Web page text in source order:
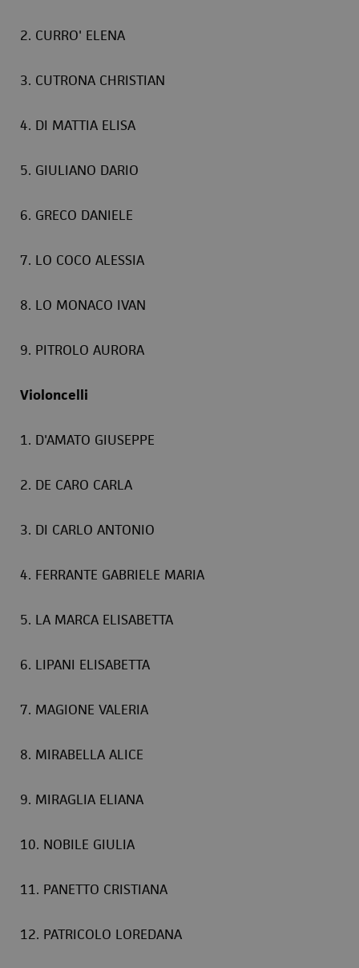
2. CURRO' ELENA
3. CUTRONA CHRISTIAN
4. DI MATTIA ELISA
5. GIULIANO DARIO
6. GRECO DANIELE
7. LO COCO ALESSIA
8. LO MONACO IVAN
9. PITROLO AURORA
Violoncelli
1. D'AMATO GIUSEPPE
2. DE CARO CARLA
3. DI CARLO ANTONIO
4. FERRANTE GABRIELE MARIA
5. LA MARCA ELISABETTA
6. LIPANI ELISABETTA
7. MAGIONE VALERIA
8. MIRABELLA ALICE
9. MIRAGLIA ELIANA
10. NOBILE GIULIA
11. PANETTO CRISTIANA
12. PATRICOLO LOREDANA